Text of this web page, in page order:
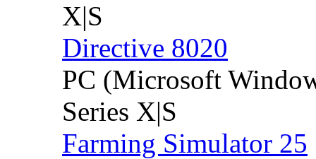
X|S
Directive 8020
PC (Microsoft
Series X|S
Farming Simulator 25